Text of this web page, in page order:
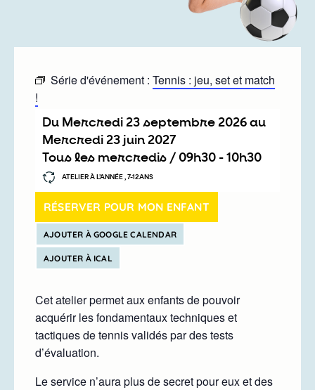
Série d'événement : Tennis : jeu, set et match
!
Du mercredi 23 septembre 2026au
mercredi 23 juin 2027
Tous les mercredis /
09h30 - 10h30
ATELIER À L’ANNÉE , 7-12ANS
RÉSERVER POUR MON ENFANT
AJOUTER À GOOGLE CALENDAR
AJOUTER À ICAL
Cet atelier permet aux enfants de pouvoir
acquérir les fondamentaux techniques et
tactiques de tennis validés par des tests
d’évaluation.
Le service n’aura plus de secret pour eux et des